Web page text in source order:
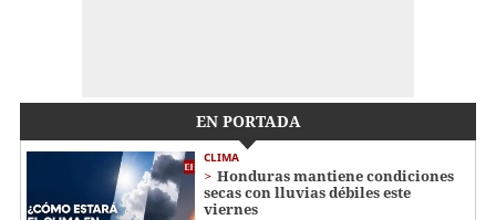
EN PORTADA
CLIMA
Honduras mantiene condiciones
secas con lluvias débiles este
viernes